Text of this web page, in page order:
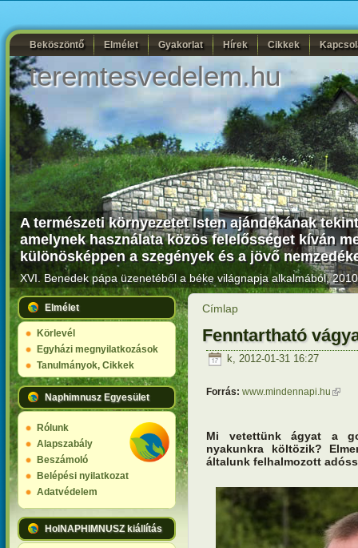
Beköszöntő Elmélet Gyakorlat Hírek Cikkek
teremtesvedelem.hu
A természeti környezetet Isten ajándékának
amelynek használata közös felelősséget kíván
különösképpen a szegények és a jövő
XVI. Benedek pápa üzenetéből a béke világnapja alkalmából,
Elmélet
Körlevél
Egyházi megnyilatkozások
Tanulmányok, Cikkek
Naphimnusz Egyesület
Rólunk
Alapszabály
Beszámoló
Belépési nyilatkozat
Adatvédelem
HolNAPHIMNUSZ kiállítás
Címlap
Fenntartható
k, 2012-01-31 16:27
Forrás: www.mindennapi.hu
Mi vetettünk ágyat a
nyakunkra költözik?
általunk felhalmozott